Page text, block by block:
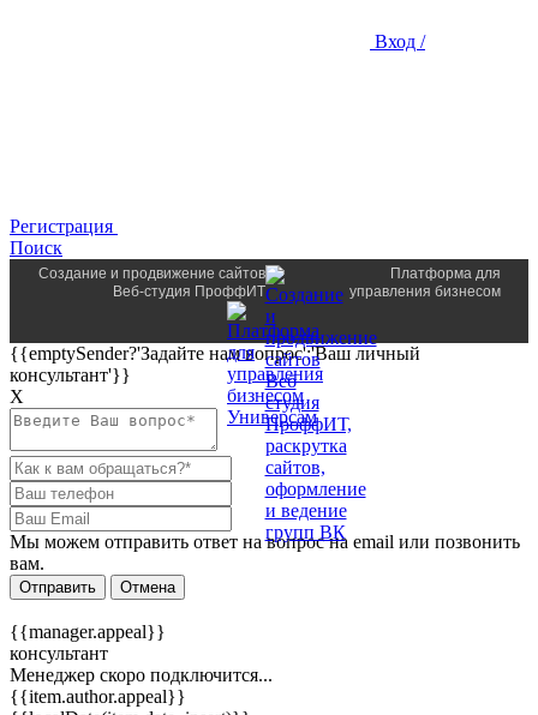
Вход /
Регистрация
Поиск
Создание и продвижение сайтов
Веб-студия ПроффИТ
Платформа для
управления бизнесом
{{emptySender?'Задайте нам вопрос':'Ваш личный
консультант'}}
Х
Мы можем отправить ответ на вопрос на email или позвонить
вам.
Отправить Отмена
{{manager.appeal}}
консультант
Менеджер скоро подключится...
{{item.author.appeal}}